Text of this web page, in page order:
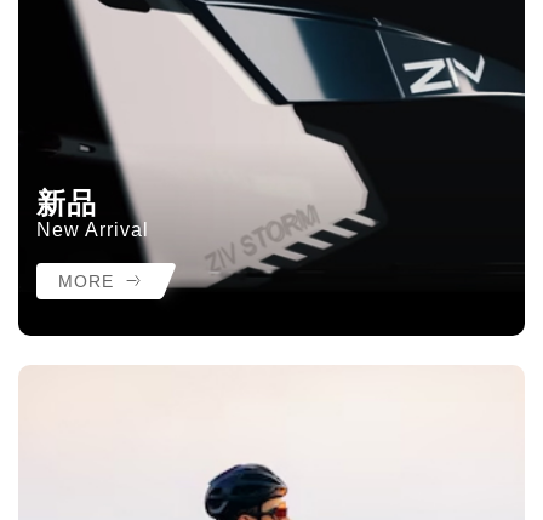
新品
New Arrival
MORE